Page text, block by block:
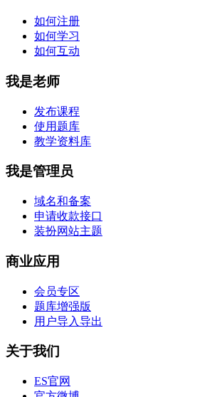
如何注册
如何学习
如何互动
我是老师
发布课程
使用题库
教学资料库
我是管理员
域名和备案
申请收款接口
装扮网站主题
商业应用
会员专区
题库增强版
用户导入导出
关于我们
ES官网